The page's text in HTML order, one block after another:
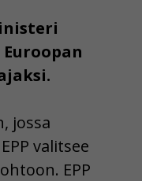
jossa
valitsee
EPP